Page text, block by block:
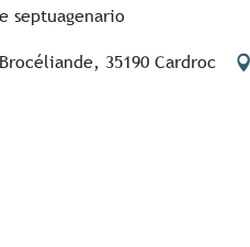
septuagenario
35190 Cardroc